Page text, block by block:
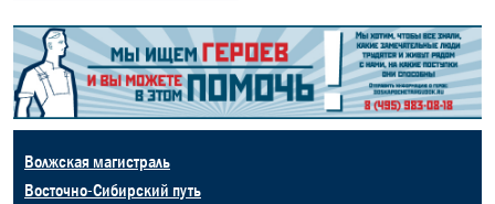
Волжская магистраль
Восточно-Сибирский путь